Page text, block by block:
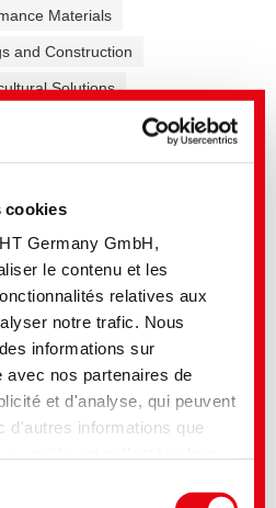
cookies
Germany GmbH,
le contenu et les
relatives aux
notre trafic. Nous
informations sur
avec nos partenaires de
et d'analyse, qui peuvent
d'autres informations que
Materials
and Construction
Solutions
Release Agents
Langue